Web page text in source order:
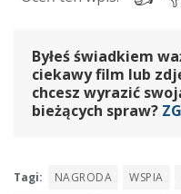
Byłeś świadkiem
ciekawy film lub
chcesz wyrazić
bieżących spraw?
Tagi: NAGRODA WSPIA